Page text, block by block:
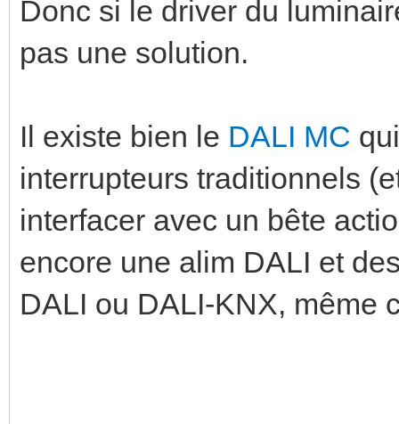
Donc si le driver du
pas une solution.
Il existe bien le DALI MC
interrupteurs traditionnels
interfacer avec un bête
encore une alim DALI et
DALI ou DALI-KNX, même